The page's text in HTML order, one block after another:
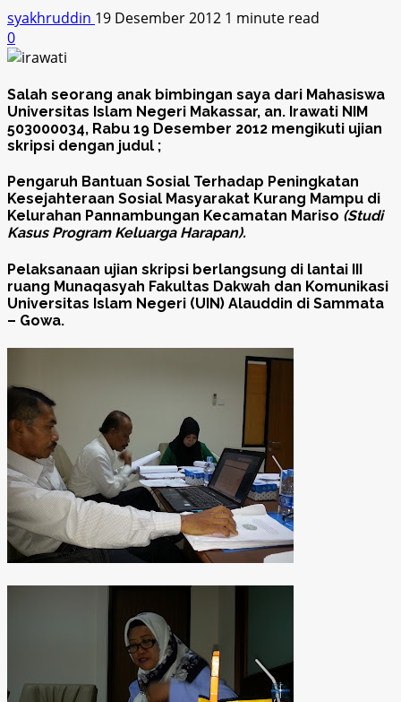
syakhruddin 19 Desember 2012 1 minute read
0
Salah seorang anak bimbingan saya dari Mahasiswa
Universitas Islam Negeri Makassar, an. Irawati NIM
503000034, Rabu 19 Desember 2012 mengikuti ujian
skripsi dengan judul ;
Pengaruh Bantuan Sosial Terhadap Peningkatan
Kesejahteraan Sosial Masyarakat Kurang Mampu di
Kelurahan Pannambungan Kecamatan Mariso (Studi
Kasus Program Keluarga Harapan).
Pelaksanaan ujian skripsi berlangsung di lantai III
ruang Munaqasyah Fakultas Dakwah dan Komunikasi
Universitas Islam Negeri (UIN) Alauddin di Sammata
– Gowa.